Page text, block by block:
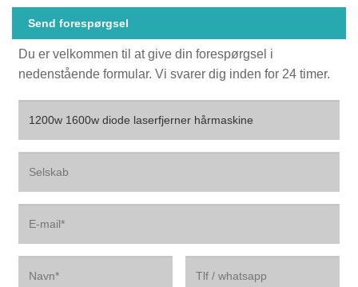
Send forespørgsel
Du er velkommen til at give din forespørgsel i
nedenstående formular. Vi svarer dig inden for 24 timer.